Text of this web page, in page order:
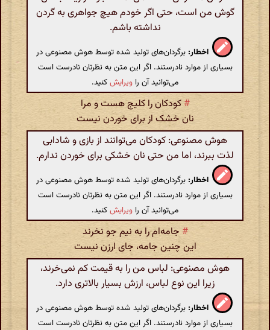
گوش من است، حتی اگر خودم هیچ جواهری به گردن
نداشته باشم.
اخطار: برگردان‌های تولید شده توسط هوش مصنوعی در
بسیاری از موارد نادرستند. اگر این متن به نظرتان نادرست است
می‌توانید آن را ویرایشکنید.
# کودکان را کلیج هست و مرا
نان خشک از برای خوردن نیست
هوش مصنوعی: کودکان می‌توانند از بازی و شادابی
لذت ببرند، اما من حتی نان خشکی برای خوردن ندارم.
اخطار: برگردان‌های تولید شده توسط هوش مصنوعی در
بسیاری از موارد نادرستند. اگر این متن به نظرتان نادرست است
می‌توانید آن را ویرایشکنید.
# جامه‌ام را به نیم جو نخرند
این چنین جامه، جای ارزن نیست
هوش مصنوعی: لباس من را به قیمت کم نمی‌خرند،
زیرا این نوع لباس، ارزش بسیار بالاتری دارد.
اخطار: برگردان‌های تولید شده توسط هوش مصنوعی در
بسیاری از موارد نادرستند. اگر این متن به نظرتان نادرست است